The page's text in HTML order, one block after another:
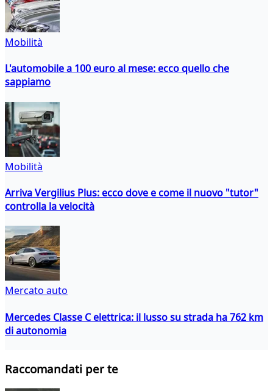
Mobilità
L'automobile a 100 euro al mese: ecco quello che
sappiamo
Mobilità
Arriva Vergilius Plus: ecco dove e come il nuovo "tutor"
controlla la velocità
Mercato auto
Mercedes Classe C elettrica: il lusso su strada ha 762 km
di autonomia
Raccomandati per te